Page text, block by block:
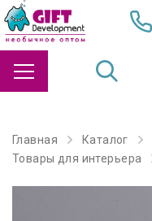
Главная Каталог
Товары для интерьера